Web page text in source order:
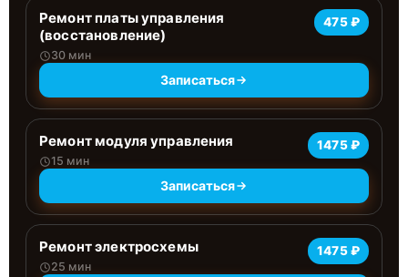
Ремонт платы управления
(восстановление)
30 мин
475 ₽
Записаться
Ремонт модуля управления
15 мин
1475 ₽
Записаться
Ремонт электросхемы
25 мин
1475 ₽